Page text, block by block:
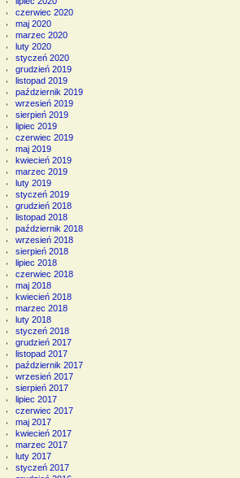
czerwiec 2020
maj 2020
marzec 2020
luty 2020
styczeń 2020
grudzień 2019
listopad 2019
październik 2019
wrzesień 2019
sierpień 2019
lipiec 2019
czerwiec 2019
maj 2019
kwiecień 2019
marzec 2019
luty 2019
styczeń 2019
grudzień 2018
listopad 2018
październik 2018
wrzesień 2018
sierpień 2018
lipiec 2018
czerwiec 2018
maj 2018
kwiecień 2018
marzec 2018
luty 2018
styczeń 2018
grudzień 2017
listopad 2017
październik 2017
wrzesień 2017
sierpień 2017
lipiec 2017
czerwiec 2017
maj 2017
kwiecień 2017
marzec 2017
luty 2017
styczeń 2017